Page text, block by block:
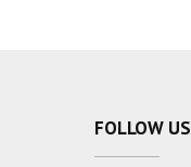
FOLLOW US